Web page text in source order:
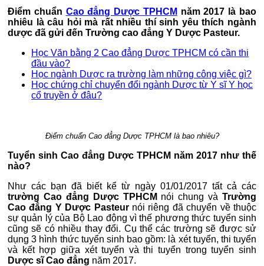
Điểm chuẩn Cao đẳng Dược TPHCM năm 2017 là bao
nhiêu là câu hỏi mà rất nhiều thí sinh yêu thích ngành
dược đã gửi đến Trường cao đẳng Y Dược Pasteur.
Học Văn bằng 2 Cao đẳng Dược TPHCM có cần thi
đầu vào?
Học ngành Dược ra trường làm những công việc gì?
Học chứng chỉ chuyển đổi ngành Dược từ Y sĩ Y học
cổ truyền ở đâu?
Điểm chuẩn Cao đẳng Dược TPHCM là bao nhiêu?
Tuyển sinh Cao đẳng Dược TPHCM năm 2017 như thế
nào?
Như các bạn đã biết kể từ ngày 01/01/2017 tất cả các
trường Cao đẳng Dược TPHCM nói chung và Trường
Cao đẳng Y Dược Pasteurnói riêng đã chuyển về thuộc
sự quản lý của Bộ Lao động vì thế phương thức tuyển sinh
cũng sẽ có nhiều thay đổi. Cụ thể các trường sẽ được sử
dụng 3 hình thức tuyển sinh bao gồm: là xét tuyển, thi tuyển
và kết hợp giữa xét tuyển và thi tuyển trong tuyển sinh
Dược sĩ Cao đẳng năm 2017.